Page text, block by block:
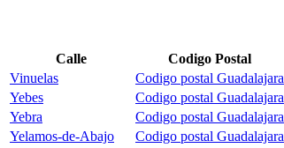
Calle
Codigo Postal
Vinuelas
Codigo postal Guadalajara
Yebes
Codigo postal Guadalajara
Yebra
Codigo postal Guadalajara
Yelamos-de-Abajo
Codigo postal Guadalajara